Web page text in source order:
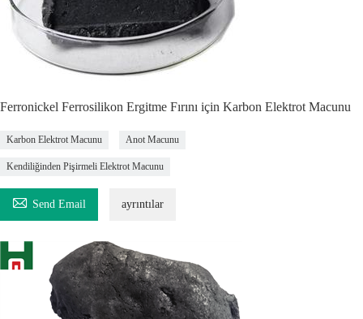
Ferronickel Ferrosilikon Ergitme Fırını için Karbon Elektrot Macunu
Karbon Elektrot Macunu Anot Macunu
Kendiliğinden Pişirmeli Elektrot Macunu
 Send Email ayrıntılar